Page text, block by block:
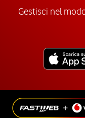
Gestisci nel